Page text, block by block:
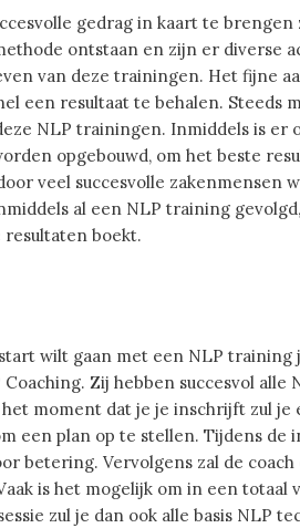
gedrag in kaart te
ontstaan en zijn er diverse
van deze trainingen. Het fijne
een resultaat te behalen. Steeds
NLP trainingen. Inmiddels is er
opgebouwd, om het beste
veel succesvolle zakenmensen
al een NLP training
resultaten boekt.
wilt gaan met een NLP training
Zij hebben succesvol
moment dat je je inschrijft zul
een plan op te stellen. Tijdens
betering. Vervolgens zal de
is het mogelijk om in een totaal
zul je dan ook alle basis NLP